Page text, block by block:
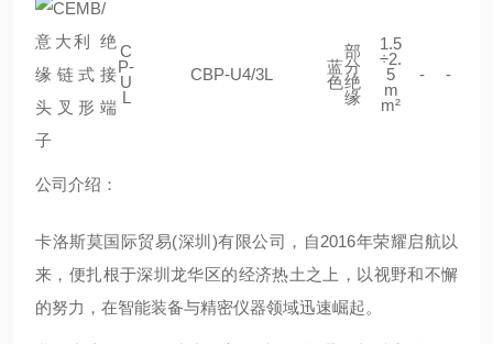
C
P-
U
L
CBP-U4/3L
蓝
色
部
分
绝
缘
1.5
÷2.
5
m
m²
- -
公司介绍：
卡洛斯莫国际贸易(深圳)有限公司，自2016年荣耀启航以
来，便扎根于深圳龙华区的经济热土之上，以视野和不懈
的努力，在智能装备与精密仪器领域迅速崛起。